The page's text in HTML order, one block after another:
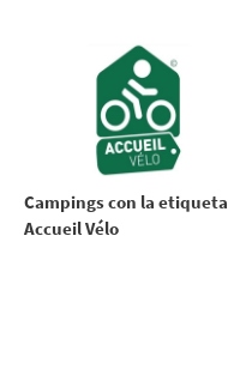
Campings con la etiqueta
Accueil Vélo